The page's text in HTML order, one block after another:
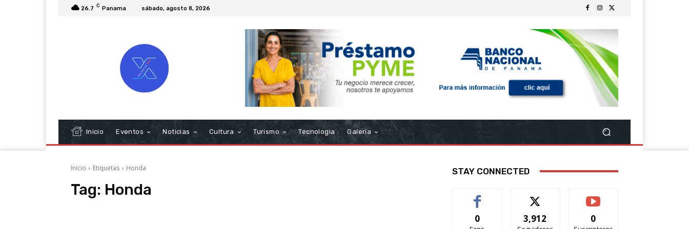
26.7 C Panama sábado, agosto 8, 2026
Inicio Eventos Noticias Cultura Turismo Tecnologia Galeria
Inicio Etiquetas Honda
Tag: Honda
STAY CONNECTED
0 3,912 0